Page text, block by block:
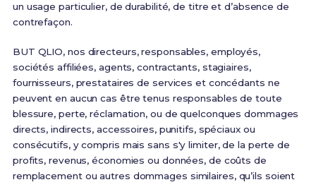
un usage particulier, de durabilité, de titre et d’absence de
contrefaçon.
BUT QLIO, nos directeurs, responsables, employés,
sociétés affiliées, agents, contractants, stagiaires,
fournisseurs, prestataires de services et concédants ne
peuvent en aucun cas être tenus responsables de toute
blessure, perte, réclamation, ou de quelconques dommages
directs, indirects, accessoires, punitifs, spéciaux ou
consécutifs, y compris mais sans s'y limiter, de la perte de
profits, revenus, économies ou données, de coûts de
remplacement ou autres dommages similaires, qu’ils soient